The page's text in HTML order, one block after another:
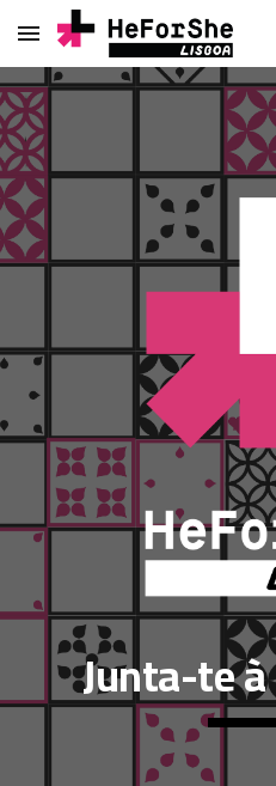
Skip to main content
Junta-te à